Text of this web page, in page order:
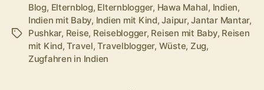
Bildern
–
von
Jaipur
Schlagwörter
Blog, Elternblog, Elternblogger, Hawa Mahal, Indien,
Indien mit Baby, Indien mit Kind,Jaipur,Jantar Mantar,
Pushkar, Reise, Reiseblogger, Reisen mit Baby, Reisen
mit Kind,Travel,Travelblogger, Wüste, Zug,
Zugfahren in Indien